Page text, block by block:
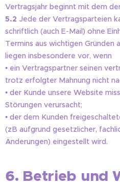
Vertragsjahr beginnt mit dem
5.2 Jede der Vertragsparteien
schriftlich (auch E-Mail) ohne
Termins aus wichtigen Gründen
liegen insbesondere vor, wenn
• ein Vertragspartner seinen
trotz erfolgter Mahnung nicht
• der Kunde unsere Website
Störungen verursacht;
• der dem Kunden
(zB aufgrund gesetzlicher,
Änderungen) eingestellt wird.
6. Betrieb und